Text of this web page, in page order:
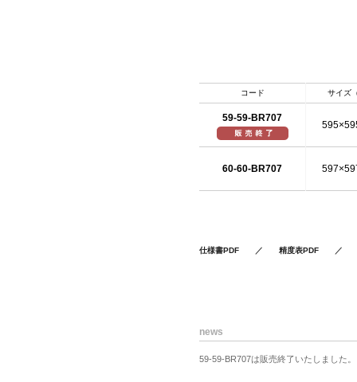
コード サイズ
59-59-BR707
60-60-BR707
仕様書PDF ／ 精度表PDF
news
59-59-BR707は販売終了いたしました。